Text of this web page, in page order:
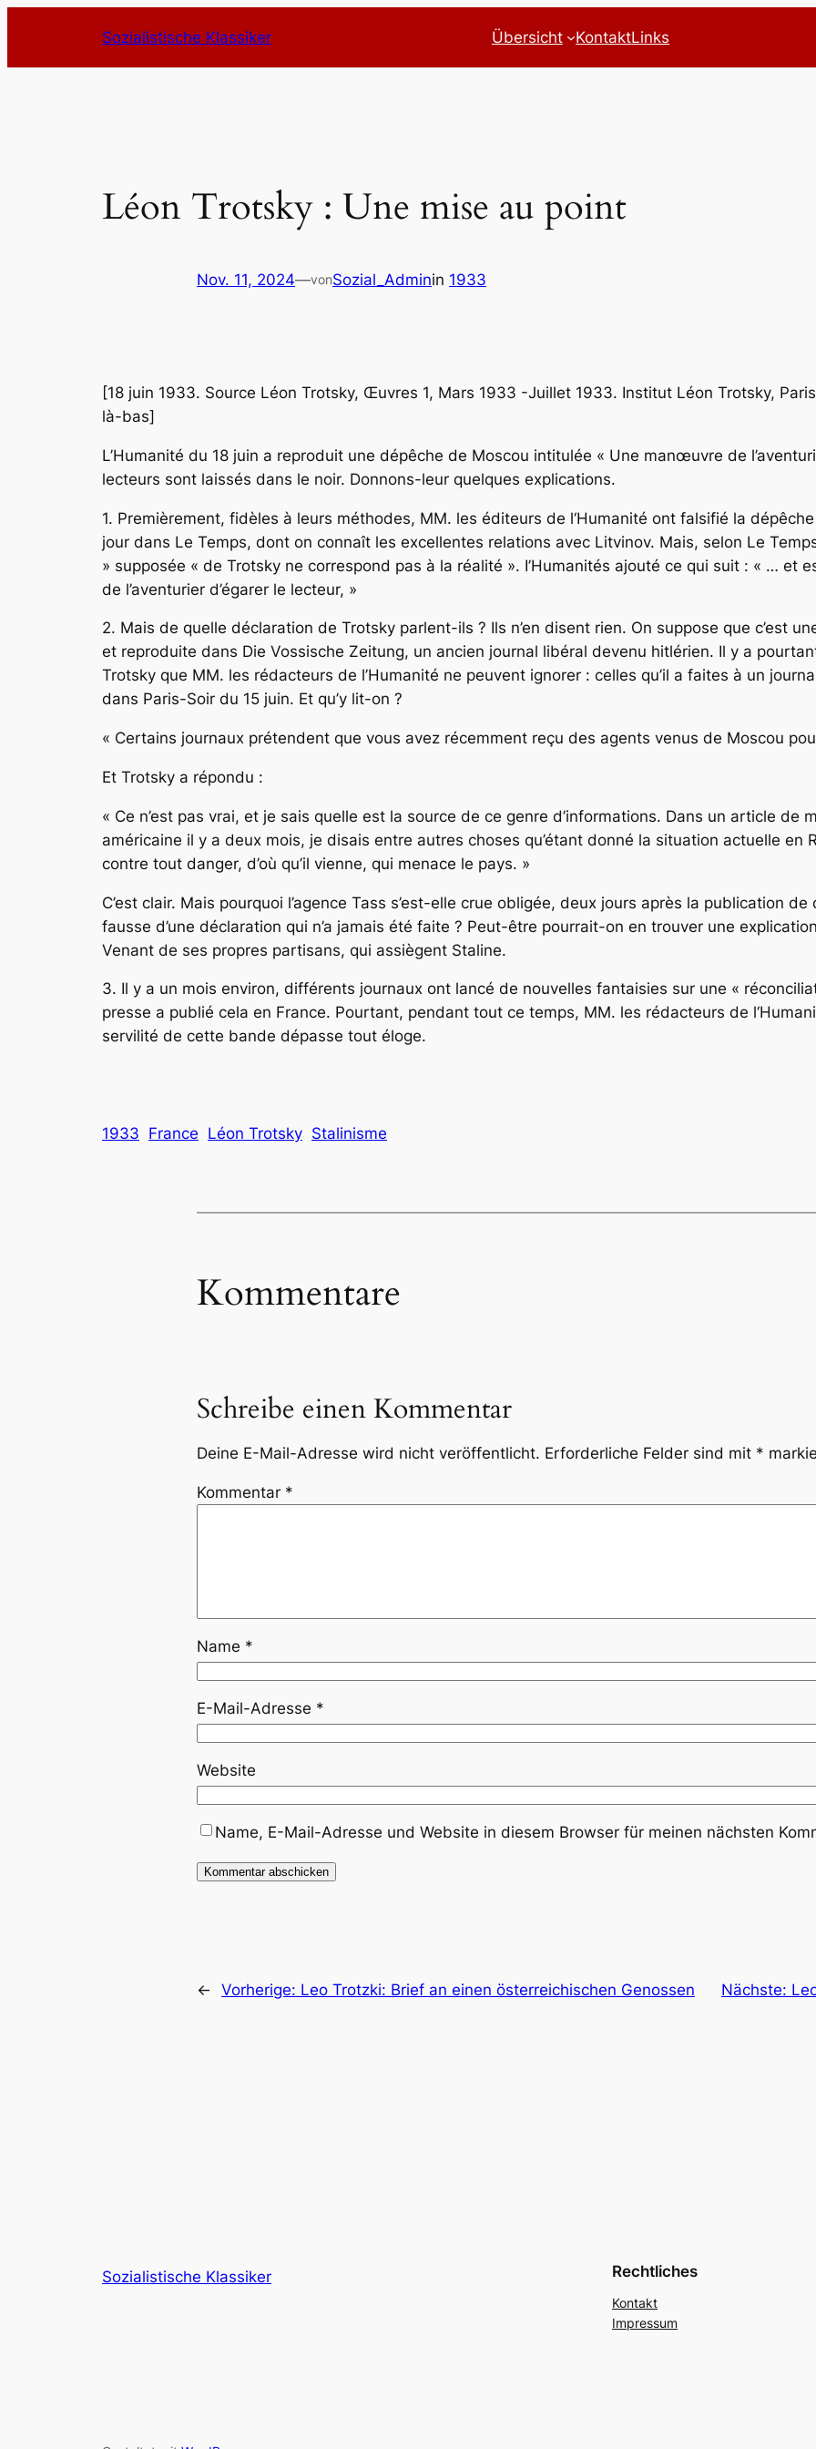
springen
Sozialistische Klassiker Übersicht KontaktLinks
Léon Trotsky : Une mise au point
Nov. 11, 2024—vonSozial_Adminin 1933
[18 juin 1933. Source Léon Trotsky, Œuvres 1, Mars 1933 -Juillet 1933. Institut Léon Trotsky,
là-bas]
L’Humanité du 18 juin a reproduit une dépêche de Moscou intitulée « Une manœuvre de
lecteurs sont laissés dans le noir. Donnons-leur quelques explications.
1. Premièrement, fidèles à leurs méthodes, MM. les éditeurs de l‘Humanité ont falsifié la
jour dans Le Temps, dont on connaît les excellentes relations avec Litvinov. Mais, selon Le
» supposée « de Trotsky ne correspond pas à la réalité ». I’Humanités ajouté ce qui suit : « … et
de l’aventurier d’égarer le lecteur, »
2. Mais de quelle déclaration de Trotsky parlent-ils ? Ils n’en disent rien. On suppose que c’est
et reproduite dans Die Vossische Zeitung, un ancien journal libéral devenu hitlérien. Il y a
Trotsky que MM. les rédacteurs de l’Humanité ne peuvent ignorer : celles qu’il a faites à un
dans Paris-Soir du 15 juin. Et qu’y lit-on ?
« Certains journaux prétendent que vous avez récemment reçu des agents venus de Moscou
Et Trotsky a répondu :
« Ce n’est pas vrai, et je sais quelle est la source de ce genre d’informations. Dans un article de
américaine il y a deux mois, je disais entre autres choses qu’étant donné la situation actuelle en
contre tout danger, d’où qu’il vienne, qui menace le pays. »
C’est clair. Mais pourquoi l’agence Tass s’est-elle crue obligée, deux jours après la publication de
fausse d’une déclaration qui n’a jamais été faite ? Peut-être pourrait-on en trouver une
Venant de ses propres partisans, qui assiègent Staline.
3. Il y a un mois environ, différents journaux ont lancé de nouvelles fantaisies sur une «
presse a publié cela en France. Pourtant, pendant tout ce temps, MM. les rédacteurs de l‘
servilité de cette bande dépasse tout éloge.
1933 France Léon Trotsky Stalinisme
Kommentare
Schreibe einen Kommentar
Deine E-Mail-Adresse wird nicht veröffentlicht. Erforderliche Felder sind mit *
Kommentar *
Name *
E-Mail-Adresse *
Website
Name, E-Mail-Adresse und Website in diesem Browser für meinen nächsten
← Vorherige: Leo Trotzki: Brief an einen österreichischen Genossen Nächste:
Sozialistische Klassiker Rechtliches
Kontakt
Impressum